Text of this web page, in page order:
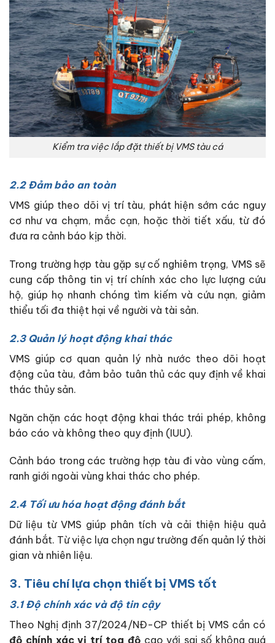
Kiểm tra việc lắp đặt thiết bị VMS tàu cá
2.2 Đảm bảo an toàn
VMS giúp theo dõi vị trí tàu, phát hiện sớm các nguy
cơ như va chạm, mắc cạn, hoặc thời tiết xấu, từ đó
đưa ra cảnh báo kịp thời.
Trong trường hợp tàu gặp sự cố nghiêm trọng, VMS sẽ
cung cấp thông tin vị trí chính xác cho lực lượng cứu
hộ, giúp họ nhanh chóng tìm kiếm và cứu nạn, giảm
thiểu tối đa thiệt hại về người và tài sản.
2.3 Quản lý hoạt động khai thác
VMS giúp cơ quan quản lý nhà nước theo dõi hoạt
động của tàu, đảm bảo tuân thủ các quy định về khai
thác thủy sản.
Ngăn chặn các hoạt động khai thác trái phép, không
báo cáo và không theo quy định (IUU).
Cảnh báo trong các trường hợp tàu đi vào vùng cấm,
ranh giới ngoài vùng khai thác cho phép.
2.4 Tối ưu hóa hoạt động đánh bắt
Dữ liệu từ VMS giúp phân tích và cải thiện hiệu quả
đánh bắt. Từ việc lựa chọn ngư trường đến quản lý thời
gian và nhiên liệu.
3. Tiêu chí lựa chọn thiết bị VMS tốt
3.1 Độ chính xác và độ tin cậy
Theo Nghị định 37/2024/NĐ-CP thiết bị VMS cần có
độ chính xác vị trí tọa độ cao với sai số không quá